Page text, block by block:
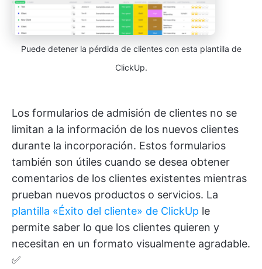
Puede detener la pérdida de clientes con esta plantilla de
ClickUp.
Los formularios de admisión de clientes no se
limitan a la información de los nuevos clientes
durante la incorporación. Estos formularios
también son útiles cuando se desea obtener
comentarios de los clientes existentes mientras
prueban nuevos productos o servicios. La
plantilla «Éxito del cliente» de ClickUp le
permite saber lo que los clientes quieren y
necesitan en un formato visualmente agradable.
✅